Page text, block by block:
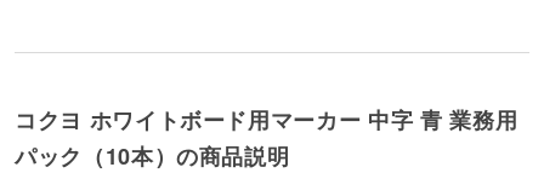
コクヨ ホワイトボード用マーカー 中字 青 業務用
パック（10本）の商品説明